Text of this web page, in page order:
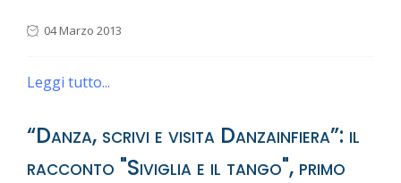
04 Marzo 2013
Leggi tutto...
“Danza, scrivi e visita Danzainfiera”: il
racconto "Siviglia e il tango", primo